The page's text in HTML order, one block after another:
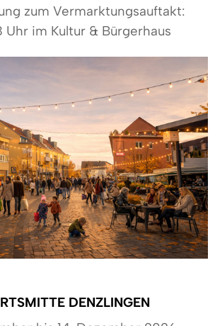
zum Vermarktungsauftakt:
Uhr im Kultur & Bürgerhaus
DENZLINGEN